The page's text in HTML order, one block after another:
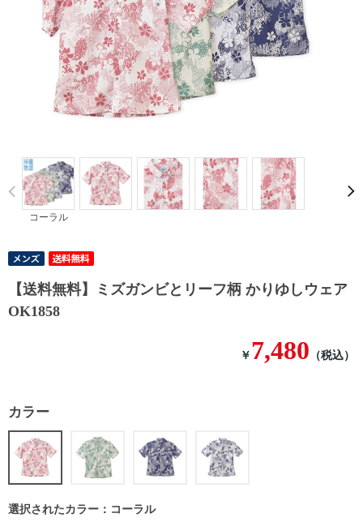
コーラル
Prev
【送料無料】ミズガンビとリーフ柄 かりゆしウェア
OK1858
￥ 7,480 （税込）
カラー
選択されたカラー：コーラル